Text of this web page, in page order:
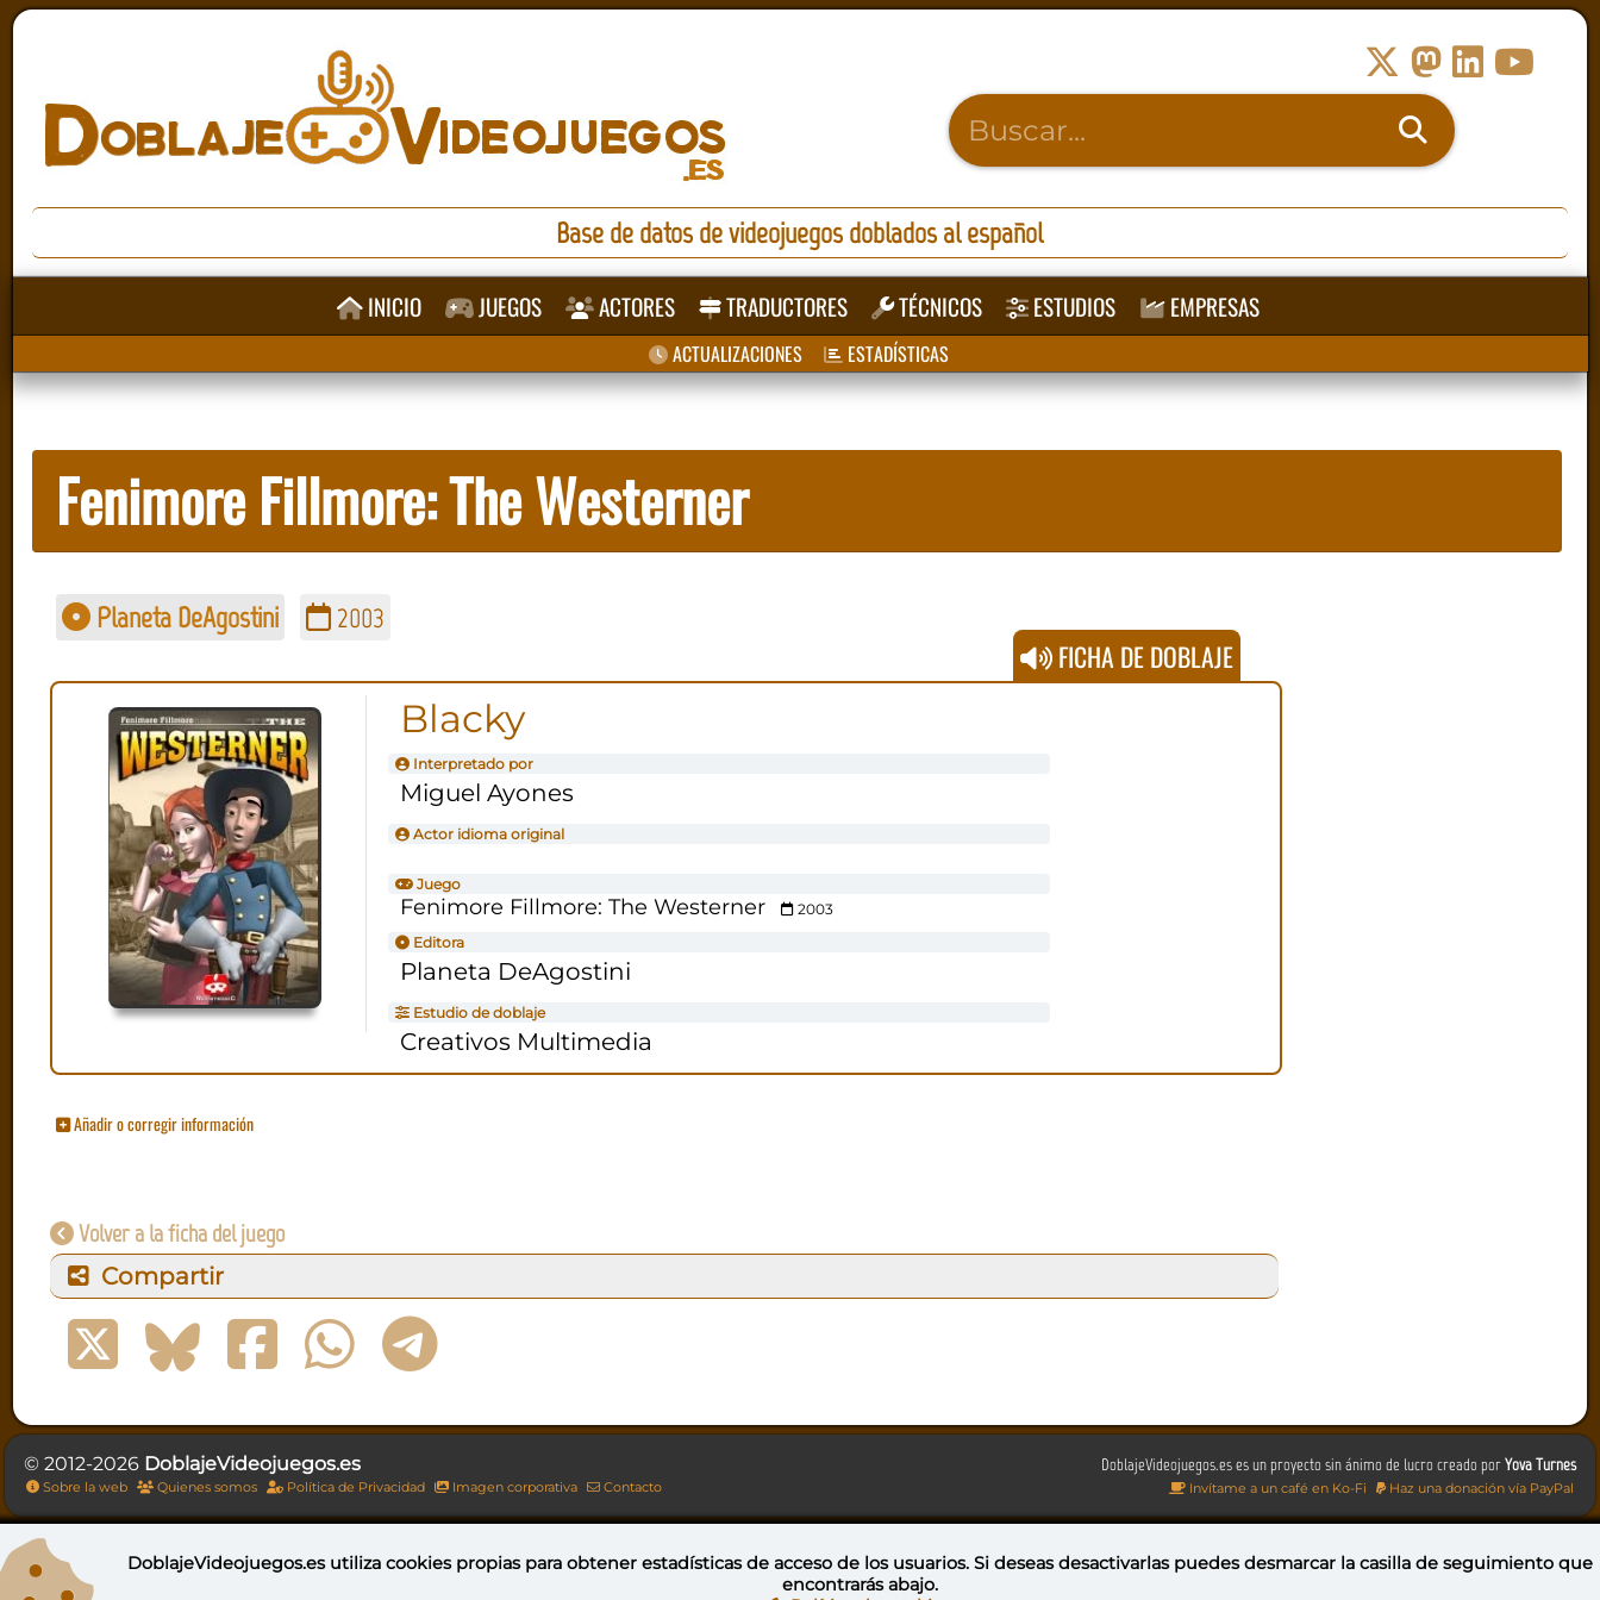
Base de datos de videojuegos doblados al español
INICIO JUEGOS ACTORES TRADUCTORES TÉCNICOS ESTUDIOS EMPRESAS
ACTUALIZACIONES ESTADÍSTICAS
Fenimore Fillmore: The Westerner
Planeta DeAgostini 2003
FICHA DE DOBLAJE
Blacky
Interpretado por
Miguel Ayones
Actor idioma original
Juego
Fenimore Fillmore: The Westerner
2003
Editora
Planeta DeAgostini
Estudio de doblaje
Creativos Multimedia
Añadir o corregir información
Volver a la ficha del juego
Compartir
DoblajeVideojuegos.es es un proyecto sin ánimo de lucro creado porYova Turnes
Invítame a un café en Ko-Fi Haz una donación vía PayPal
© 2012-2026 DoblajeVideojuegos.es
Sobre la web Quienes somos Política de Privacidad Imagen corporativa Contacto
Esta obra está bajo una licencia de Creative Commons Reconocimiento-NoComercial-CompartirIgual 4.0 Internacional
DoblajeVideojuegos.es utilizacookies propiaspara obtener estadísticas de acceso de los usuarios. Si deseas desactivarlas puedesdesmarcar la casilla de seguimiento que
encontrarás abajo.